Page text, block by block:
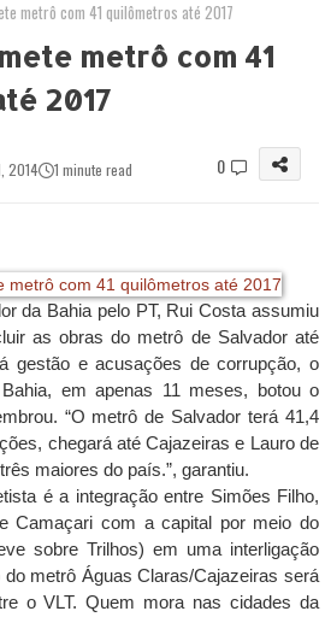
metrô com 41 quilômetros até 2017
metrô com 41
2017
2014
1 minute read 0
da Bahia pelo PT, Rui Costa assumiu
as obras do metrô de Salvador até
gestão e acusações de corrupção, o
em apenas 11 meses, botou o
“O metrô de Salvador terá 41,4
chegará até Cajazeiras e Lauro de
maiores do país.”, garantiu.
é a integração entre Simões Filho,
Camaçari com a capital por meio do
sobre Trilhos) em uma interligação
metrô Águas Claras/Cajazeiras será
o VLT. Quem mora nas cidades da